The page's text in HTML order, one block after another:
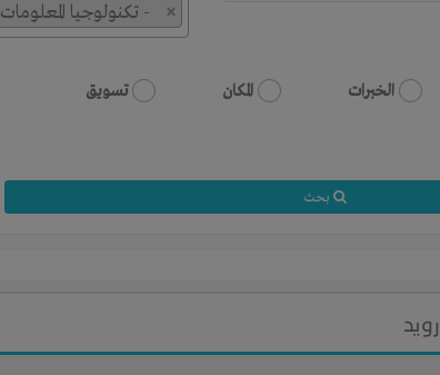
× - تكنولوجيا المعلومات
الخبرات المكان
تسويق
بحث